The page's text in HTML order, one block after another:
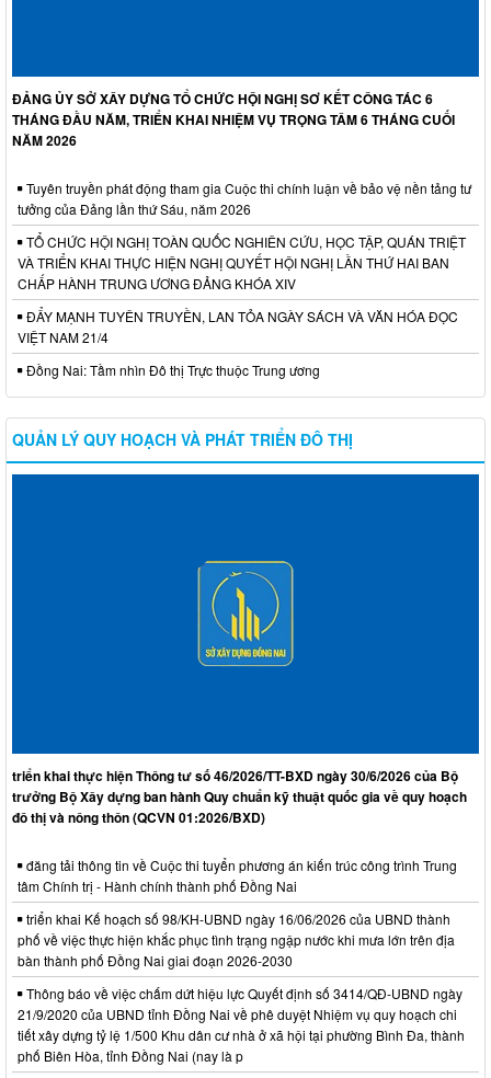
ĐẢNG ỦY SỞ XÂY DỰNG TỔ CHỨC HỘI NGHỊ SƠ KẾT CÔNG TÁC 6
THÁNG ĐẦU NĂM, TRIỂN KHAI NHIỆM VỤ TRỌNG TÂM 6 THÁNG CUỐI
NĂM 2026
Tuyên truyền phát động tham gia Cuộc thi chính luận về bảo vệ nền tảng tư
tưởng của Đảng lần thứ Sáu, năm 2026
TỔ CHỨC HỘI NGHỊ TOÀN QUỐC NGHIÊN CỨU, HỌC TẬP, QUÁN TRIỆT
VÀ TRIỂN KHAI THỰC HIỆN NGHỊ QUYẾT HỘI NGHỊ LẦN THỨ HAI BAN
CHẤP HÀNH TRUNG ƯƠNG ĐẢNG KHÓA XIV
ĐẨY MẠNH TUYÊN TRUYỀN, LAN TỎA NGÀY SÁCH VÀ VĂN HÓA ĐỌC
VIỆT NAM 21/4
Đồng Nai: Tầm nhìn Đô thị Trực thuộc Trung ương
QUẢN LÝ QUY HOẠCH VÀ PHÁT TRIỂN ĐÔ THỊ
triển khai thực hiện Thông tư số 46/2026/TT-BXD ngày 30/6/2026 của Bộ
trưởng Bộ Xây dựng ban hành Quy chuẩn kỹ thuật quốc gia về quy hoạch
đô thị và nông thôn (QCVN 01:2026/BXD)
đăng tải thông tin về Cuộc thi tuyển phương án kiến trúc công trình Trung
tâm Chính trị - Hành chính thành phố Đồng Nai
triển khai Kế hoạch số 98/KH-UBND ngày 16/06/2026 của UBND thành
phố về việc thực hiện khắc phục tình trạng ngập nước khi mưa lớn trên địa
bàn thành phố Đồng Nai giai đoạn 2026-2030
Thông báo về việc chấm dứt hiệu lực Quyết định số 3414/QĐ-UBND ngày
21/9/2020 của UBND tỉnh Đồng Nai về phê duyệt Nhiệm vụ quy hoạch chi
tiết xây dựng tỷ lệ 1/500 Khu dân cư nhà ở xã hội tại phường Bình Đa, thành
phố Biên Hòa, tỉnh Đồng Nai (nay là p